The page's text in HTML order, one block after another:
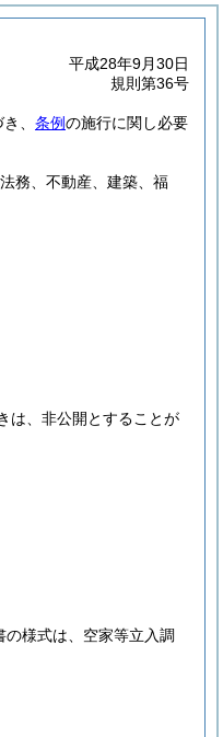
平成28年9月30日
規則第36号
、 条例の施行に関し必要
務、不動産、建築、福
は、非公開とすることが
様式は、空家等立入調